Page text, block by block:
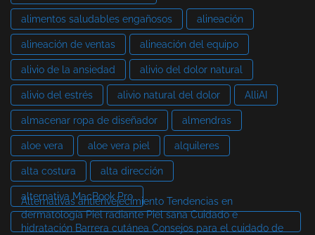
alimentos saludables engañosos alineación
alineación de ventas alineación del equipo
alivio de la ansiedad alivio del dolor natural
alivio del estrés alivio natural del dolor AlliAI
almacenar ropa de diseñador almendras
aloe vera aloe vera piel alquileres
alta costura alta dirección
alternativa MacBook Pro
Alternativas antienvejecimiento Tendencias en
dermatología Piel radiante Piel sana Cuidado e
hidratación Barrera cutánea Consejos para el cuidado de